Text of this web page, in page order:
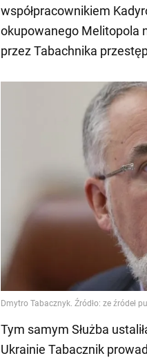
współpracownikiem
okupowanego Melitopola
przez Tabachnika
Tym samym Służba
Ukrainie Tabacznik